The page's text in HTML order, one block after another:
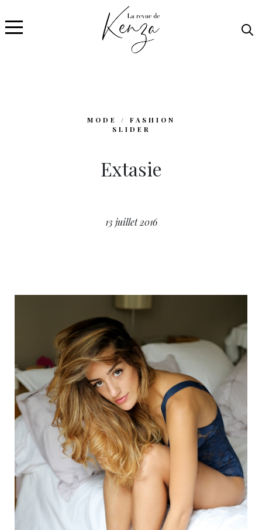
MODE / FASHION
SLIDER
Extasie
13 juillet 2016